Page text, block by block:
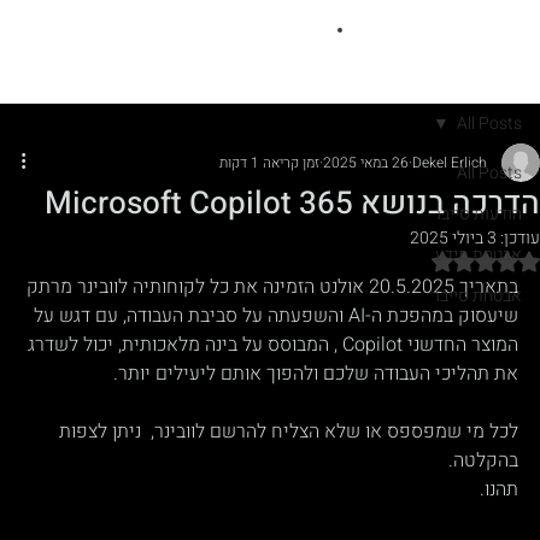
All Posts
הודעות סייבר
אבטחת מידע
אבטחת סייבר
All Posts
הדרכה בנושא Microsoft Copilot 365
Dekel Erlich 26 במאי 2025 זמן קריאה 1 דקות
עודכן: 3 ביולי 2025
דירוג של NaN מתוך 5 כוכבים
בתאריך 20.5.2025 אולנט הזמינה את כל לקוחותיה לוובינר מרתק
שיעסוק במהפכת ה-AI והשפעתה על סביבת העבודה, עם דגש על
המוצר החדשני Copilot , המבוסס על בינה מלאכותית, יכול לשדרג
את תהליכי העבודה שלכם ולהפוך אותם ליעילים יותר.
לכל מי שמפספס או שלא הצליח להרשם לוובינר,  ניתן לצפות
בהקלטה.
תהנו.